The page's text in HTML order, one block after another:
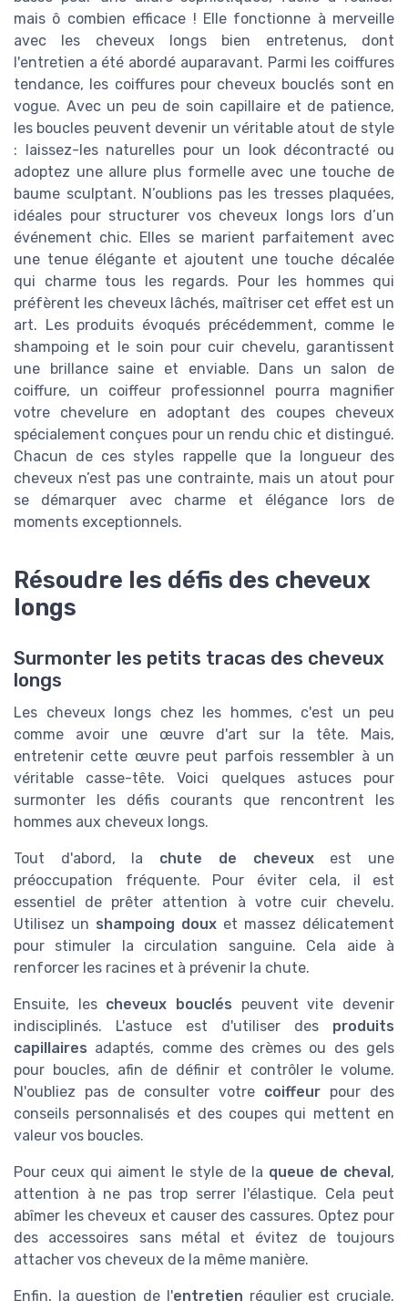
mais ô combien efficace ! Elle fonctionne à merveille
avec les cheveux longs bien entretenus, dont
l'entretien a été abordé auparavant. Parmi les coiffures
tendance, les coiffures pour cheveux bouclés sont en
vogue. Avec un peu de soin capillaire et de patience,
les boucles peuvent devenir un véritable atout de style
: laissez-les naturelles pour un look décontracté ou
adoptez une allure plus formelle avec une touche de
baume sculptant. N’oublions pas les tresses plaquées,
idéales pour structurer vos cheveux longs lors d’un
événement chic. Elles se marient parfaitement avec
une tenue élégante et ajoutent une touche décalée
qui charme tous les regards. Pour les hommes qui
préfèrent les cheveux lâchés, maîtriser cet effet est un
art. Les produits évoqués précédemment, comme le
shampoing et le soin pour cuir chevelu, garantissent
une brillance saine et enviable. Dans un salon de
coiffure, un coiffeur professionnel pourra magnifier
votre chevelure en adoptant des coupes cheveux
spécialement conçues pour un rendu chic et distingué.
Chacun de ces styles rappelle que la longueur des
cheveux n’est pas une contrainte, mais un atout pour
se démarquer avec charme et élégance lors de
moments exceptionnels.
Résoudre les défis des cheveux
longs
Surmonter les petits tracas des cheveux
longs
Les cheveux longs chez les hommes, c'est un peu
comme avoir une œuvre d'art sur la tête. Mais,
entretenir cette œuvre peut parfois ressembler à un
véritable casse-tête. Voici quelques astuces pour
surmonter les défis courants que rencontrent les
hommes aux cheveux longs.
Tout d'abord, la chute de cheveuxest une
préoccupation fréquente. Pour éviter cela, il est
essentiel de prêter attention à votre cuir chevelu.
Utilisez un shampoing doux et massez délicatement
pour stimuler la circulation sanguine. Cela aide à
renforcer les racines et à prévenir la chute.
Ensuite, les cheveux bouclés peuvent vite devenir
indisciplinés. L'astuce est d'utiliser des produits
capillaires adaptés, comme des crèmes ou des gels
pour boucles, afin de définir et contrôler le volume.
N'oubliez pas de consulter votre coiffeur pour des
conseils personnalisés et des coupes qui mettent en
valeur vos boucles.
Pour ceux qui aiment le style de la queue de cheval,
attention à ne pas trop serrer l'élastique. Cela peut
abîmer les cheveux et causer des cassures. Optez pour
des accessoires sans métal et évitez de toujours
attacher vos cheveux de la même manière.
Enfin, la question de l'entretien régulier est cruciale.